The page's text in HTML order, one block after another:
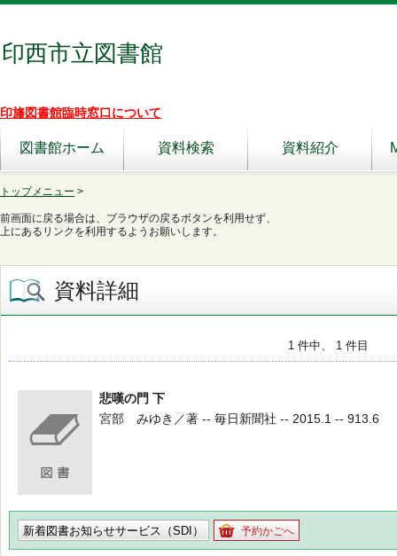
印西市立図書館
印旛図書館臨時窓口について
図書館ホーム 資料検索 資料紹介
トップメニュー >
前画面に戻る場合は、ブラウザの戻るボタンを利用せず、
上にあるリンクを利用するようお願いします。
資料詳細
1 件中、 1 件目
悲嘆の門 下
宮部 みゆき／著 -- 毎日新聞社 -- 2015.1 -- 913.6
新着図書お知らせサービス（SDI） 予約かごへ